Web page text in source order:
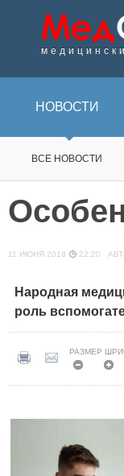
НОВОСТИ
ВСЕ НОВОСТИ
11 ИЮНЯ 2018 22:20
Народная
роль
РАЗМЕР